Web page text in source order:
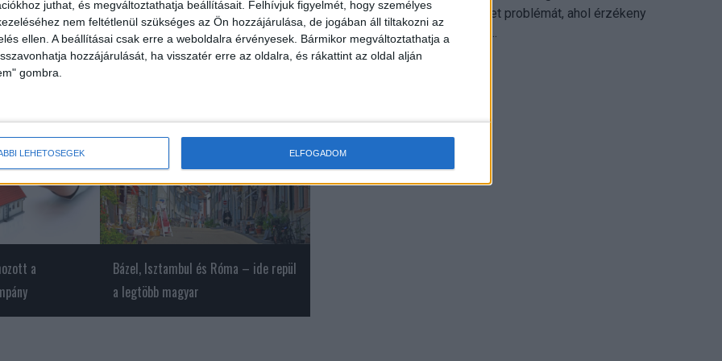
juthat, és megváltoztathatja beállításait. Felhívjuk figyelmét, hogy személyes
nem feltétlenül szükséges az Ön hozzájárulása, de jogában áll tiltakozni az
ellen. A beállításai csak erre a weboldalra érvényesek. Bármikor megváltoztathatja a
hozzájárulását, ha visszatér erre az oldalra, és rákattint az oldal alján
gombra.
LEHETŐSÉGEK ELFOGADOM
a
Bázel, Isztambul és Róma – ide repül
a legtöbb magyar
különösen ott jelenthet problémát, ahol érzékeny
üzleti információkkal...